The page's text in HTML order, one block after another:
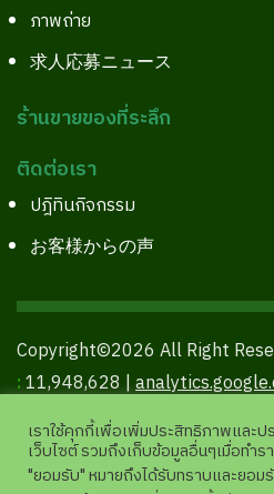
ภาพถ่าย
求人応募ニュース
ร้านขายของที่ระลึก
ติดต่อเรา
ปฎิทินกิจกรรม
お客様からの声
Copyright©2026 All Right
:11,948,628 |
เราใช้คุกกี้เพื่อเพิ่มประสิทธิภาพและ
เว็บไซต์ รวมถึงเก็บข้อมูลอื่นๆเมื่อทำร
"ยอมรับ" หมายถึงได้รับทราบและยอม